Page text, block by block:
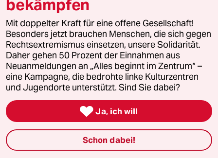
Aktuelles
Hausblog
Die Seitenwende
Stellen
Presse
Unterstützen
bekämpfen
Mit doppelter Kraft für eine offene Gesellschaft!
Besonders jetzt brauchen Menschen, die sich gegen
Rechtsextremismus einsetzen, unsere Solidarität.
Daher gehen 50 Prozent der Einnahmen aus
Neuanmeldungen an „Alles beginnt im Zentrum“ –
eine Kampagne, die bedrohte linke Kulturzentren
und Jugendorte unterstützt. Sind Sie dabei?
 Ja, ich will
Schon dabei!